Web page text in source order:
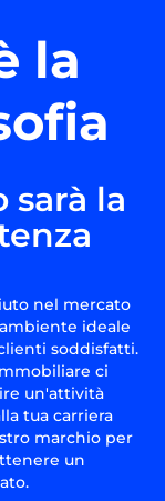
la
sarà la
nel mercato
ideale
soddisfatti.
ci
un'attività
tua carriera
marchio per
un